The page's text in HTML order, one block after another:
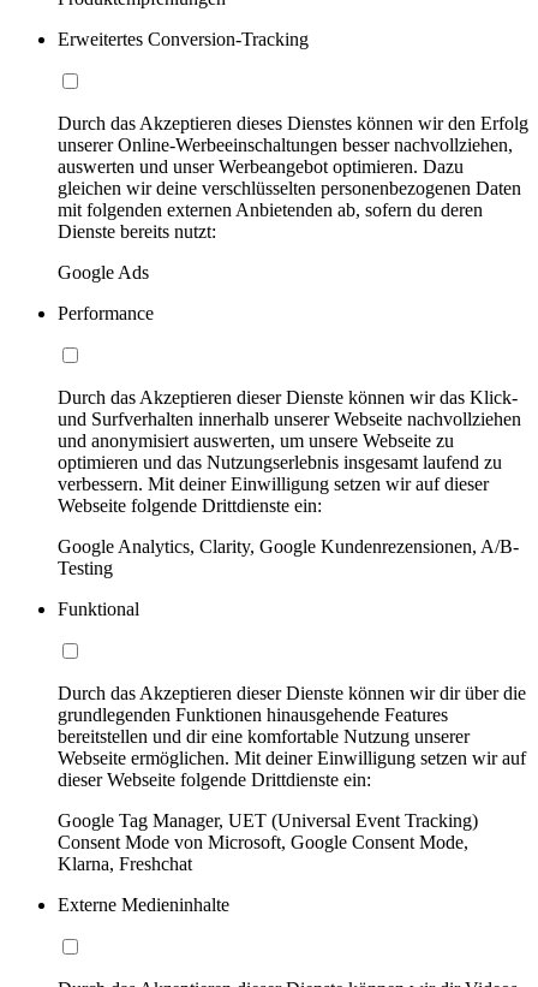
Erweitertes Conversion-Tracking
Durch das Akzeptieren dieses Dienstes können wir den Erfolg
unserer Online-Werbeeinschaltungen besser nachvollziehen,
auswerten und unser Werbeangebot optimieren. Dazu
gleichen wir deine verschlüsselten personenbezogenen Daten
mit folgenden externen Anbietenden ab, sofern du deren
Dienste bereits nutzt:
Google Ads
Performance
Durch das Akzeptieren dieser Dienste können wir das Klick-
und Surfverhalten innerhalb unserer Webseite nachvollziehen
und anonymisiert auswerten, um unsere Webseite zu
optimieren und das Nutzungserlebnis insgesamt laufend zu
verbessern. Mit deiner Einwilligung setzen wir auf dieser
Webseite folgende Drittdienste ein:
Google Analytics, Clarity, Google Kundenrezensionen, A/B-
Testing
Funktional
Durch das Akzeptieren dieser Dienste können wir dir über die
grundlegenden Funktionen hinausgehende Features
bereitstellen und dir eine komfortable Nutzung unserer
Webseite ermöglichen. Mit deiner Einwilligung setzen wir auf
dieser Webseite folgende Drittdienste ein:
Google Tag Manager, UET (Universal Event Tracking)
Consent Mode von Microsoft, Google Consent Mode,
Klarna, Freshchat
Externe Medieninhalte